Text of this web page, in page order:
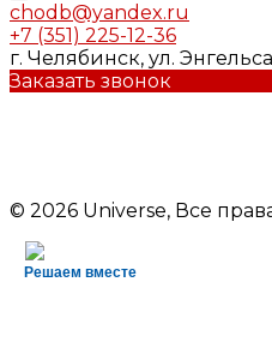
chodb@yandex.ru
+7 (351) 225-12-36
г. Челябинск, ул.
Заказать звонок
© 2026 Universe, Все
Решаем вместе